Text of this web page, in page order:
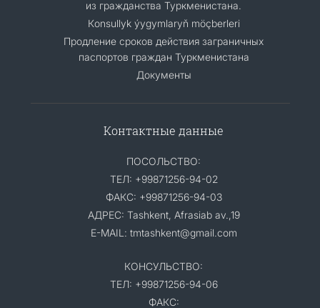
из гражданства Туркменистана.
Кonsullyk ýygymlaryň möçberleri
Продление сроков действия заграничных
паспортов граждан Туркменистана
Документы
Контактные данные
ПОСОЛЬСТВО:
ТЕЛ: +99871256-94-02
ФАКС: +99871256-94-03
АДРЕС: Tashkent, Afrasiab av.,19
E-MAIL: tmtashkent@gmail.com
КОНСУЛЬСТВО:
ТЕЛ: +99871256-94-06
ФАКС: